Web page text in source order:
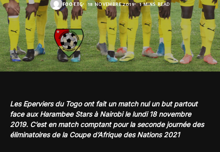
FOOT.TG 18 NOVEMBRE 2019 1 MINS READ
Les Eperviers du Togo ont fait un match nul un but partout
face aux Harambee Stars à Nairobi le lundi 18 novembre
2019. C’est en match comptant pour la seconde journée des
éliminatoires de la Coupe d’Afrique des Nations 2021